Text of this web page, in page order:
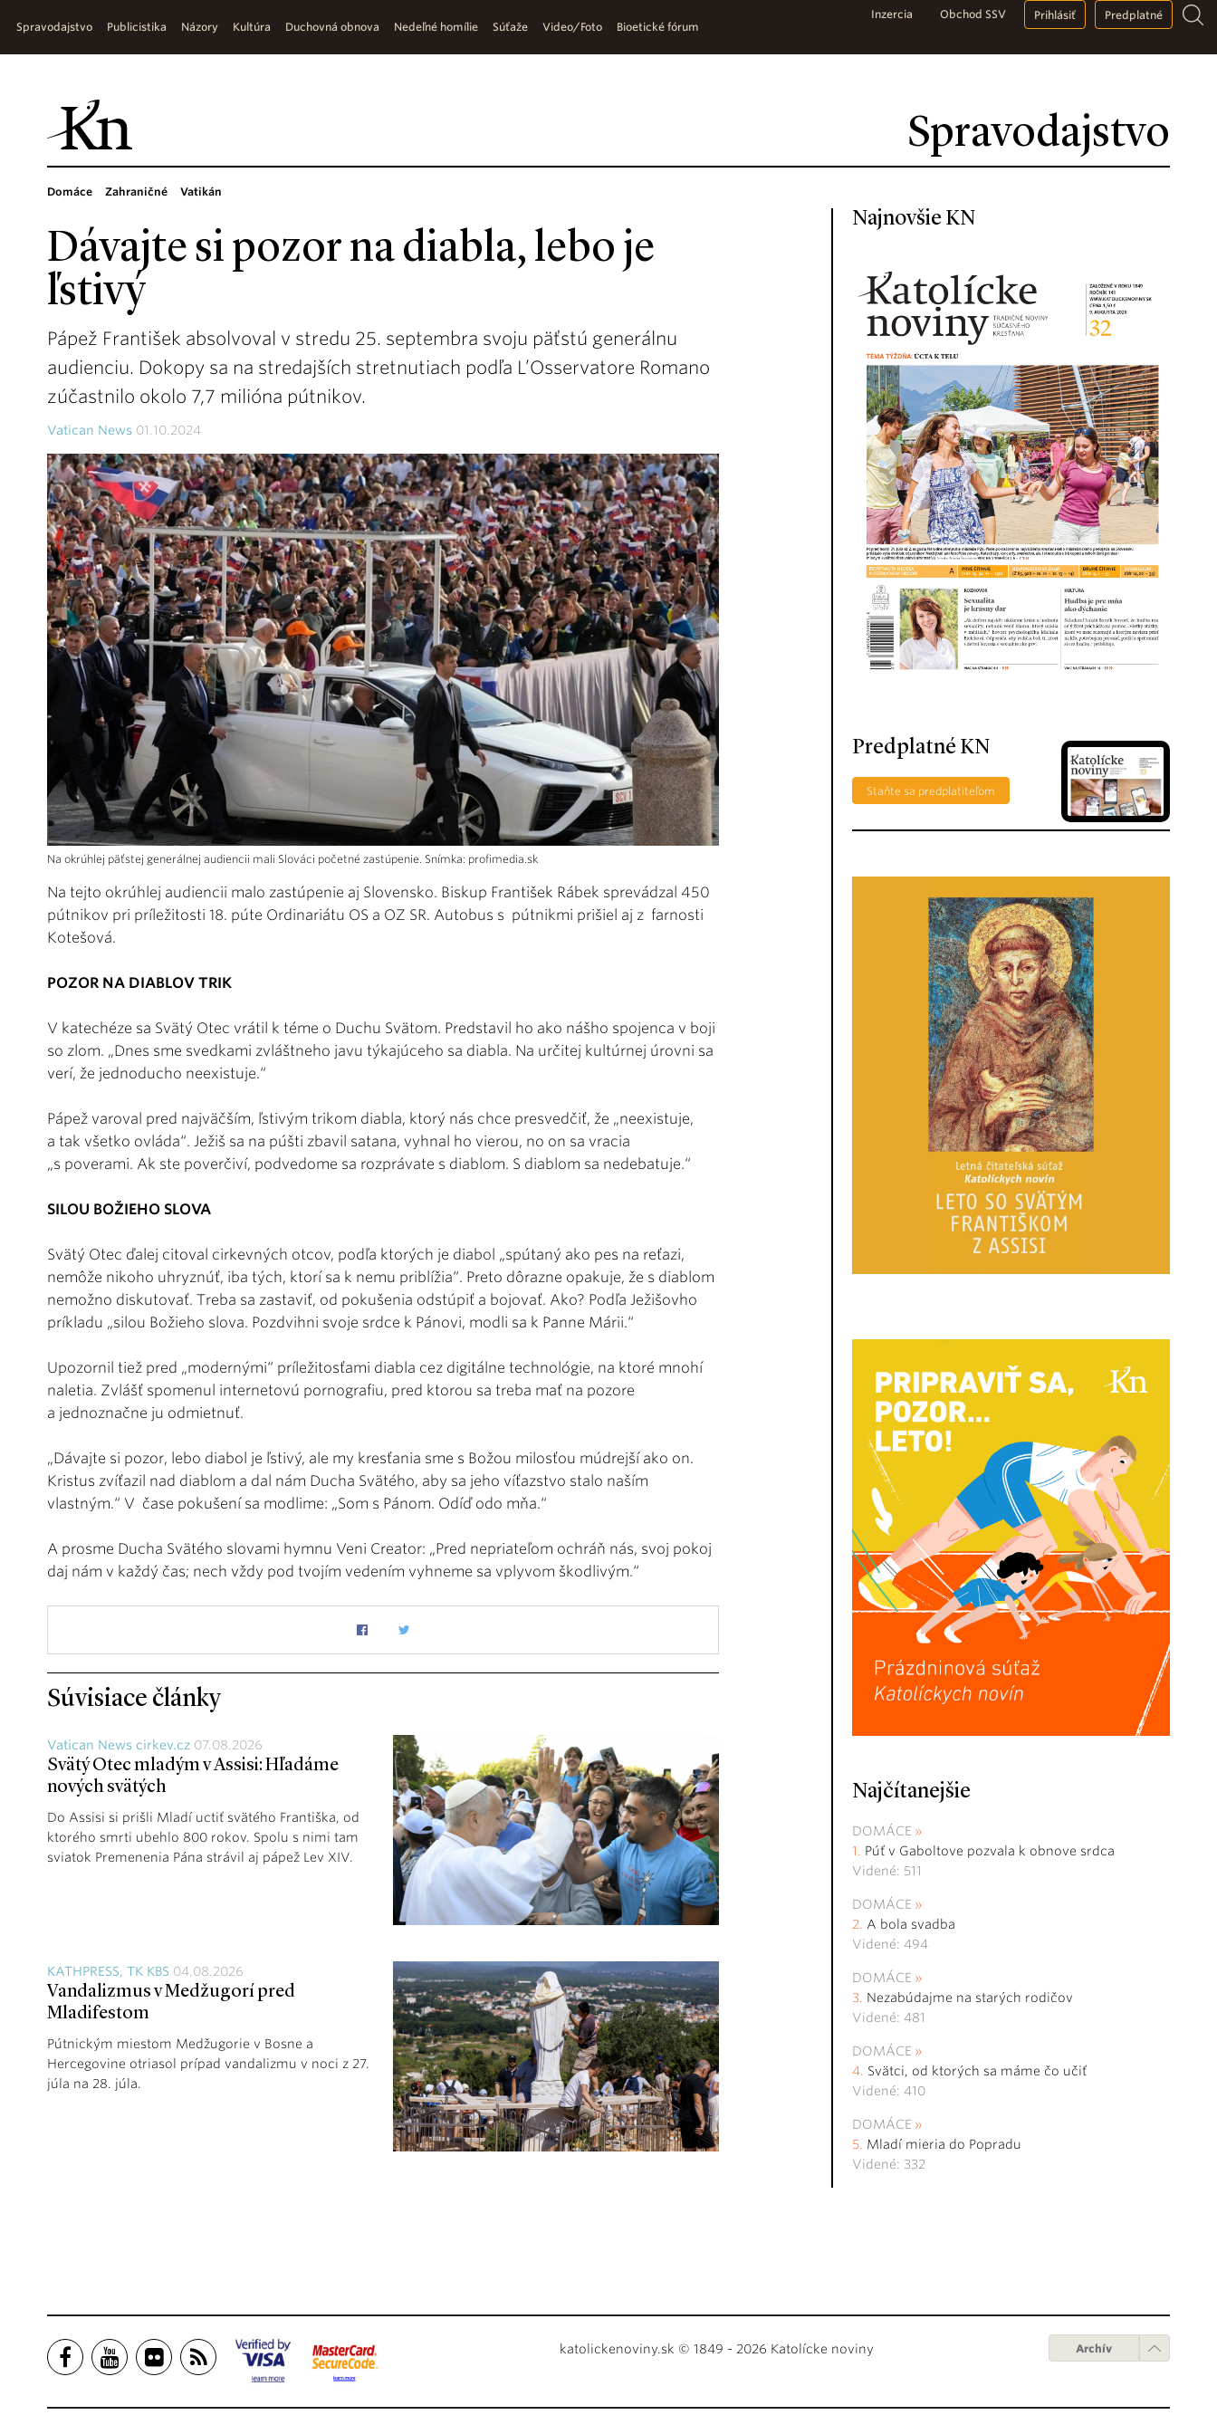
Spravodajstvo
Spravodajstvo Publicistika Názory Kultúra Duchovná obnova Nedeľné homílie Súťaže Video/Foto Bioetické fórum
Inzercia Obchod SSV Prihlásiť Predplatné
Domáce Zahraničné Vatikán
Dávajte si pozor na diabla, lebo je
ľstivý
Pápež František absolvoval v stredu 25. septembra svoju päťstú generálnu
audienciu. Dokopy sa na stredajších stretnutiach podľa L’Osservatore Romano
zúčastnilo okolo 7,7 milióna pútnikov.
Vatican News 01.10.2024
Na okrúhlej päťstej generálnej audiencii mali Slováci početné zastúpenie. Snímka: profimedia.sk
Na tejto okrúhlej audiencii malo zastúpenie aj Slovensko. Biskup František Rábek sprevádzal 450
pútnikov pri príležitosti 18. púte Ordinariátu OS a OZ SR. Autobus s pútnikmi prišiel aj z farnosti
Kotešová.
POZOR NA DIABLOV TRIK
V katechéze sa Svätý Otec vrátil k téme o Duchu Svätom. Predstavil ho ako nášho spojenca v boji
so zlom. „Dnes sme svedkami zvláštneho javu týkajúceho sa diabla. Na určitej kultúrnej úrovni sa
verí, že jednoducho neexistuje.“
Pápež varoval pred najväčším, ľstivým trikom diabla, ktorý nás chce presvedčiť, že „neexistuje,
a tak všetko ovláda“. Ježiš sa na púšti zbavil satana, vyhnal ho vierou, no on sa vracia
„s poverami. Ak ste poverčiví, podvedome sa rozprávate s diablom. S diablom sa nedebatuje.“
SILOU BOŽIEHO SLOVA
Svätý Otec ďalej citoval cirkevných otcov, podľa ktorých je diabol „spútaný ako pes na reťazi,
nemôže nikoho uhryznúť, iba tých, ktorí sa k nemu priblížia“. Preto dôrazne opakuje, že s diablom
nemožno diskutovať. Treba sa zastaviť, od pokušenia odstúpiť a bojovať. Ako? Podľa Ježišovho
príkladu „silou Božieho slova. Pozdvihni svoje srdce k Pánovi, modli sa k Panne Márii.“
Upozornil tiež pred „modernými“ príležitosťami diabla cez digitálne technológie, na ktoré mnohí
naletia. Zvlášť spomenul internetovú pornografiu, pred ktorou sa treba mať na pozore
a jednoznačne ju odmietnuť.
„Dávajte si pozor, lebo diabol je ľstivý, ale my kresťania sme s Božou milosťou múdrejší ako on.
Kristus zvíťazil nad diablom a dal nám Ducha Svätého, aby sa jeho víťazstvo stalo naším
vlastným.“ V čase pokušení sa modlime: „Som s Pánom. Odíď odo mňa.“
A prosme Ducha Svätého slovami hymnu Veni Creator: „Pred nepriateľom ochráň nás, svoj pokoj
daj nám v každý čas; nech vždy pod tvojím vedením vyhneme sa vplyvom škodlivým.“
Súvisiace články
Vatican News cirkev.cz 07.08.2026
Svätý Otec mladým v Assisi: Hľadáme
nových svätých
Do Assisi si prišli Mladí uctiť svätého Františka, od
ktorého smrti ubehlo 800 rokov. Spolu s nimi tam
sviatok Premenenia Pána strávil aj pápež Lev XIV.
KATHPRESS, TK KBS 04.08.2026
Vandalizmus v Medžugorí pred
Mladifestom
Pútnickým miestom Medžugorie v Bosne a
Hercegovine otriasol prípad vandalizmu v noci z 27.
júla na 28. júla.
Najnovšie KN
Predplatné KN
Staňte sa predplatiteľom
Najčítanejšie
DOMÁCE
Púť v Gaboltove pozvala k obnove srdca
Videné: 511
DOMÁCE
A bola svadba
Videné: 494
DOMÁCE
Nezabúdajme na starých rodičov
Videné: 481
DOMÁCE
Svätci, od ktorých sa máme čo učiť
Videné: 410
DOMÁCE
Mladí mieria do Popradu
Videné: 332
katolickenoviny.sk © 1849 - 2026 Katolícke noviny Archív